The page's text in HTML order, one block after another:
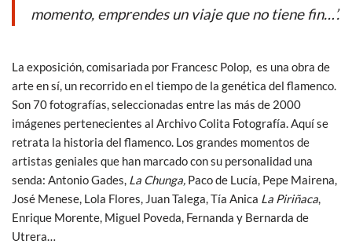
momento, emprendes un viaje que no tiene fin…’.
La exposición, comisariada por Francesc Polop, es una obra de
arte en sí, un recorrido en el tiempo de la genética del flamenco.
Son 70 fotografías, seleccionadas entre las más de 2000
imágenes pertenecientes al Archivo Colita Fotografía. Aquí se
retrata la historia del flamenco. Los grandes momentos de
artistas geniales que han marcado con su personalidad una
senda: Antonio Gades, La Chunga, Paco de Lucía, Pepe Mairena,
José Menese, Lola Flores, Juan Talega, Tía Anica La Piriñaca,
Enrique Morente, Miguel Poveda, Fernanda y Bernarda de
Utrera…